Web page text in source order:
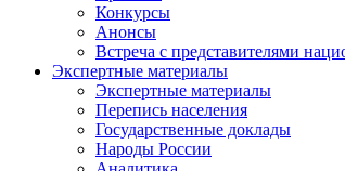
Конкурсы
Анонсы
Встреча с представителями
Экспертные материалы
Экспертные материалы
Перепись населения
Государственные доклады
Народы России